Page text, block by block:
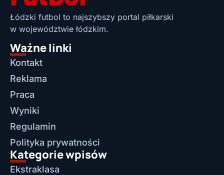
Łódzki futbol to najszybszy portal piłkarski
w województwie łódzkim.
Ważne linki
Kontakt
Reklama
Praca
Wyniki
Regulamin
Polityka prywatności
Kategorie wpisów
Ekstraklasa